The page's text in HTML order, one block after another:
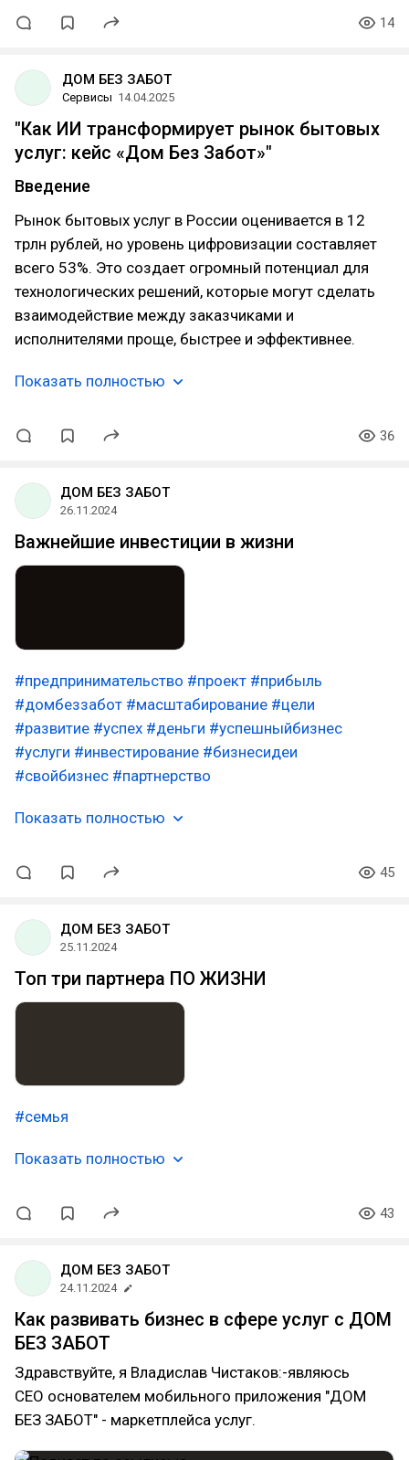
14
ДОМ БЕЗ ЗАБОТ
Сервисы 14.04.2025
"Как ИИ трансформирует рынок бытовых
услуг: кейс «Дом Без Забот»"
Введение
Рынок бытовых услуг в России оценивается в 12
трлн рублей, но уровень цифровизации составляет
всего 53%. Это создает огромный потенциал для
технологических решений, которые могут сделать
взаимодействие между заказчиками и
исполнителями проще, быстрее и эффективнее.
Показать полностью
36
ДОМ БЕЗ ЗАБОТ
26.11.2024
Важнейшие инвестиции в жизни
#предпринимательство #проект #прибыль
#домбеззабот #масштабирование #цели
#развитие #успех #деньги #успешныйбизнес
#услуги #инвестирование #бизнесидеи
#свойбизнес #партнерство
Показать полностью
45
ДОМ БЕЗ ЗАБОТ
25.11.2024
Топ три партнера ПО ЖИЗНИ
#семья
Показать полностью
43
ДОМ БЕЗ ЗАБОТ
24.11.2024
Как развивать бизнес в сфере услуг с ДОМ
БЕЗ ЗАБОТ
Здравствуйте, я Владислав Чистаков:-являюсь
CEO основателем мобильного приложения "ДОМ
БЕЗ ЗАБОТ" - маркетплейса услуг.